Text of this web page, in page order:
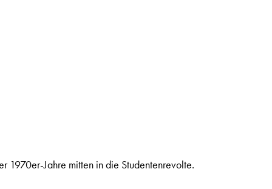
1970er-Jahre mitten in die Studentenrevolte.